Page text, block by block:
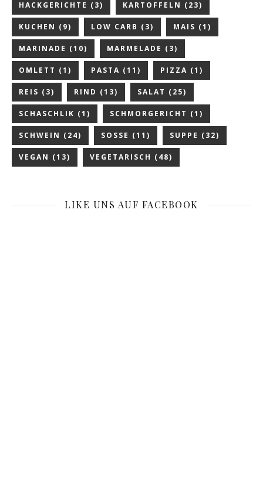
HACKGERICHTE (3) KARTOFFELN (23)
KUCHEN (9) LOW CARB (3) MAIS (1)
MARINADE (10) MARMELADE (3)
OMLETT (1) PASTA (11) PIZZA (1)
REIS (3) RIND (13) SALAT (25)
SCHASCHLIK (1) SCHMORGERICHT (1)
SCHWEIN (24) SOSSE (11) SUPPE (32)
VEGAN (13) VEGETARISCH (48)
LIKE UNS AUF FACEBOOK